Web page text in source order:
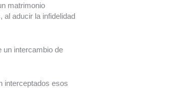
matrimonio
al aducir la infidelidad
un intercambio de
interceptados esos